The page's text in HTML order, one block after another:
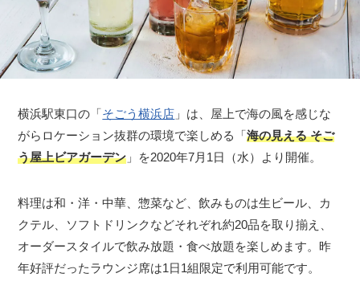
横浜駅東口の「 そごう横浜店 」は、屋上で海の風を感じな
がらロケーション抜群の環境で楽しめる「海の見える そご
う屋上ビアガーデン 」を2020年7月1日（水）より開催。
料理は和・洋・中華、惣菜など、飲みものは生ビール、カ
クテル、ソフトドリンクなどそれぞれ約20品を取り揃え、
オーダースタイルで飲み放題・食べ放題を楽しめます。昨
年好評だったラウンジ席は1日1組限定で利用可能です。